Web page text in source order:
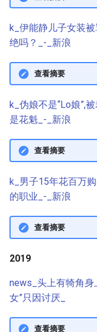
k_伊能静儿子女装
绝吗？_-_新浪
查看摘要
k_伪娘不是“Lo娘”,
是花魁_-_新浪
查看摘要
k_男子15年花百万
的职业_-_新浪
查看摘要
2019
news_头上有犄角身
女”只因讨厌_
查看摘要